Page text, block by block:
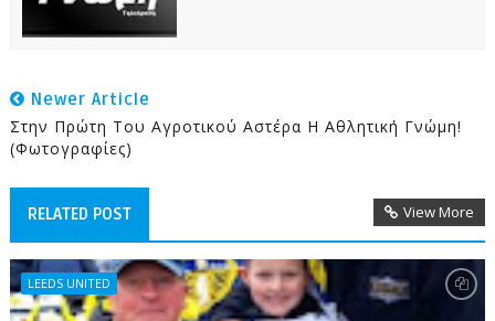
Newer Article
Στην Πρώτη Του Αγροτικού Αστέρα Η Αθλητική Γνώμη!
(Φωτογραφίες)
RELATED POST View More
LEEDS UNITED